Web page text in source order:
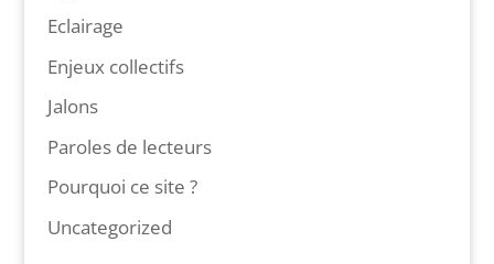
Eclairage
Enjeux collectifs
Jalons
Paroles de lecteurs
Pourquoi ce site ?
Uncategorized